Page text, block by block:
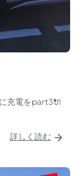
充電をpart3🔌
詳しく読む